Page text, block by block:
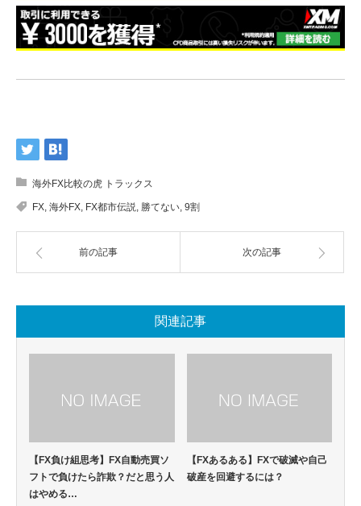
海外FX比較の虎 トラックス
FX 海外FX FX都市伝説 勝てない 9割
前の記事 次の記事
関連記事
【FX負け組思考】FX自動売買ソ
フトで負けたら詐欺？だと思う人
はやめる…
【FXあるある】FXで破滅や自己
破産を回避するには？